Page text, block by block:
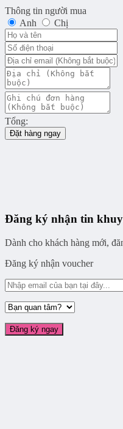
Thông tin người mua
Anh
Chị
Tổng:
Đặt hàng ngay
Đăng ký nhận tin
Dành cho khách hàng mới,
Đăng ký nhận voucher